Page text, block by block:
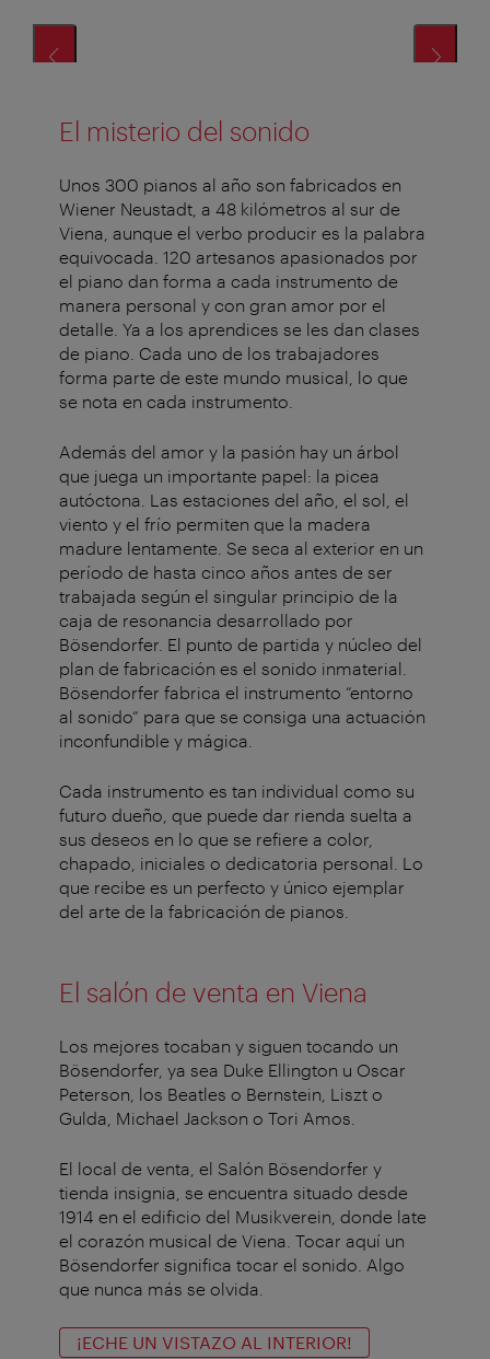
El misterio del sonido
Unos 300 pianos al año son fabricados en
Wiener Neustadt, a 48 kiló­metros al sur de
Viena, aunque el verbo producir es la palabra
equivocada. 120 artesanos apasionados por
el piano dan forma a cada instrumento de
manera personal y con gran amor por el
detalle. Ya a los aprendices se les dan clases
de piano. Cada uno de los trabajadores
forma parte de este mundo musical, lo que
se nota en cada instrumento.
Además del amor y la pasión hay un árbol
que juega un importante papel: la picea
autóctona. Las estaciones del año, el sol, el
viento y el frío permiten que la madera
madure lentamente. Se seca al exterior en un
período de hasta cinco años antes de ser
trabajada según el singular principio de la
caja de resonancia desarrollado por
Bösendorfer. El punto de partida y núcleo del
plan de fabricación es el sonido inmaterial.
Bösendorfer fabrica el instrumento “entorno
al sonido“ para que se consiga una actuación
inconfundible y mágica.
Cada instrumento es tan individual como su
futuro dueño, que puede dar rienda suelta a
sus deseos en lo que se refiere a color,
chapado, iniciales o dedicatoria personal. Lo
que recibe es un perfecto y único ejemplar
del arte de la fabricación de pianos.
El salón de venta en Viena
Los mejores tocaban y siguen tocando un
Bösendorfer, ya sea Duke Ellington u Oscar
Peterson, los Beatles o Bernstein, Liszt o
Gulda, Michael Jackson o Tori Amos.
El local de venta, el Salón Bösendorfer y
tienda insignia, se encuentra situado desde
1914 en el edificio del Musikverein, donde late
el corazón musical de Viena. Tocar aquí un
Bösendorfer significa tocar el sonido. Algo
que nunca más se olvida.
¡ECHE UN VISTAZO AL INTERIOR!